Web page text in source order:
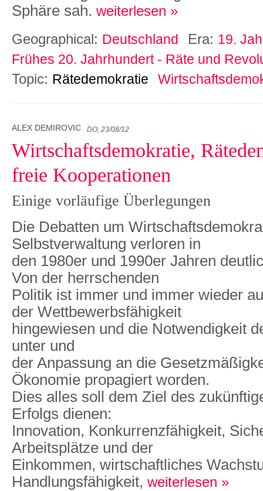
Sphäre sah. weiterlesen »
Geographical: Deutschland Era: 19.
Frühes 20. Jahrhundert - Räte und
Topic: Rätedemokratie
ALEX DEMIROVIC DO, 23/08/12
Wirtschaftsdemokratie,
freie Kooperationen
Einige vorläufige Überlegungen
Die Debatten um
Selbstverwaltung verloren in
den 1980er und 1990er Jahren
Von der herrschenden
Politik ist immer und immer wieder
der Wettbewerbsfähigkeit
hingewiesen und die Notwendigkeit
unter und
der Anpassung an die
Ökonomie propagiert worden.
Dies alles soll dem Ziel des
Erfolgs dienen:
Innovation, Konkurrenzfähigkeit,
Arbeitsplätze und der
Einkommen, wirtschaftliches
Handlungsfähigkeit, weiterlesen »